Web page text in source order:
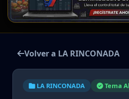
Volver a LA RINCONADA
LA RINCONADA Tema